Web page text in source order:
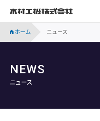
ホーム ニュース
NEWS
ニュース